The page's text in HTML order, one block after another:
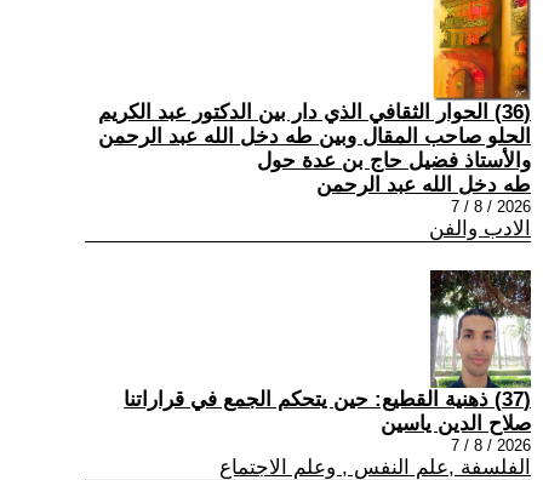
(36) الحوار الثقافي الذي دار بين الدكتور عبد الكريم
الحلو صاحب المقال وبين طه دخل الله عبد الرحمن
والأستاذ فضيل حاج بن عدة حول
طه دخل الله عبد الرحمن
2026 / 8 / 7
الادب والفن
(37) ذهنية القطيع: حين يتحكم الجمع في قراراتنا
صلاح الدين ياسين
2026 / 8 / 7
الفلسفة ,علم النفس , وعلم الاجتماع